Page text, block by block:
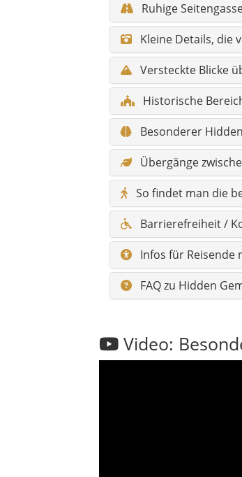
Ruhige
Kleine Details, die
Versteckte Blicke
Historische
Besonderer
Übergänge
So findet man die
Barrierefreiheit /
Infos für Reisende
FAQ zu Hidden
Video: